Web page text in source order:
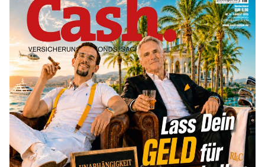
Goldpreis erreicht Sieben-Wochen-
Hoch nach schwachen US-Jobdaten
mehr
Mütterrente III Tabelle: So viel Renten-
Nachzahlung ist pro Kind möglich
mehr